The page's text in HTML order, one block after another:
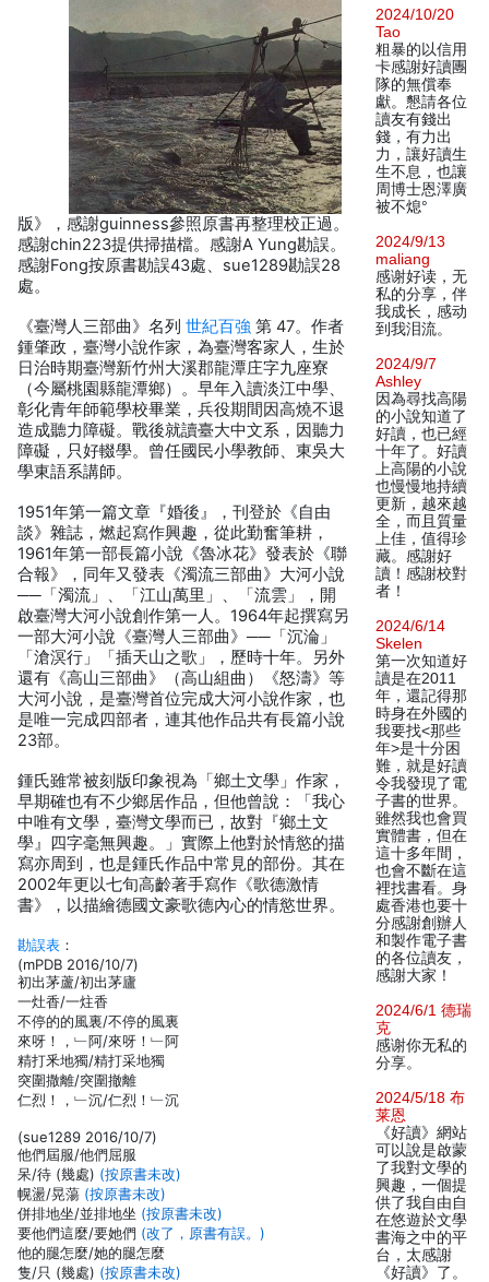
版》，感謝guinness參照原書再整理校正過。
感謝chin223提供掃描檔。感謝A Yung勘誤。
感謝Fong按原書勘誤43處、sue1289勘誤28
處。
《臺灣人三部曲》名列 世紀百強第 47。作者
鍾肇政，臺灣小說作家，為臺灣客家人，生於
日治時期臺灣新竹州大溪郡龍潭庄字九座寮
（今屬桃園縣龍潭鄉）。早年入讀淡江中學、
彰化青年師範學校畢業，兵役期間因高燒不退
造成聽力障礙。戰後就讀臺大中文系，因聽力
障礙，只好輟學。曾任國民小學教師、東吳大
學東語系講師。
1951年第一篇文章『婚後』，刊登於《自由
談》雜誌，燃起寫作興趣，從此勤奮筆耕，
1961年第一部長篇小說《魯冰花》發表於《聯
合報》，同年又發表《濁流三部曲》大河小說
──「濁流」、「江山萬里」、「流雲」，開
啟臺灣大河小說創作第一人。1964年起撰寫另
一部大河小說《臺灣人三部曲》──「沉淪」
「滄溟行」「插天山之歌」，歷時十年。另外
還有《高山三部曲》（高山組曲）《怒濤》等
大河小說，是臺灣首位完成大河小說作家，也
是唯一完成四部者，連其他作品共有長篇小說
23部。
鍾氏雖常被刻版印象視為「鄉土文學」作家，
早期確也有不少鄉居作品，但他曾說：「我心
中唯有文學，臺灣文學而已，故對『鄉土文
學』四字毫無興趣。」實際上他對於情慾的描
寫亦周到，也是鍾氏作品中常見的部份。其在
2002年更以七旬高齡著手寫作《歌德激情
書》，以描繪德國文豪歌德內心的情慾世界。
勘誤表 ：
(mPDB 2016/10/7)
初出茅蘆/初出茅廬
一灶香/一炷香
不停的的風裏/不停的風裏
來呀！，﹂阿/來呀！﹂阿
精打釆地獨/精打采地獨
突圍撒離/突圍撤離
仁烈！，﹂沉/仁烈！﹂沉
(sue1289 2016/10/7)
他們屆服/他們屈服
呆/待 (幾處) (按原書未改)
幌盪/晃蕩 (按原書未改)
併排地坐/並排地坐 (按原書未改)
要他們這麼/要她們 (改了，原書有誤。)
他的腿怎麼/她的腿怎麼
隻/只 (幾處) (按原書未改)
2024/10/20
Tao
粗暴的以信用
卡感謝好讀團
隊的無償奉
獻。懇請各位
讀友有錢出
錢，有力出
力，讓好讀生
生不息，也讓
周博士恩澤廣
被不熄°
2024/9/13
maliang
感谢好读，无
私的分享，伴
我成长，感动
到我泪流。
2024/9/7
Ashley
因為尋找高陽
的小說知道了
好讀，也已經
十年了。好讀
上高陽的小說
也慢慢地持續
更新，越來越
全，而且質量
上佳，值得珍
藏。感謝好
讀！感謝校對
者！
2024/6/14
Skelen
第一次知道好
讀是在2011
年，還記得那
時身在外國的
我要找<那些
年>是十分困
難，就是好讀
令我發現了電
子書的世界。
雖然我也會買
實體書，但在
這十多年間，
也會不斷在這
裡找書看。身
處香港也要十
分感謝創辦人
和製作電子書
的各位讀友，
感謝大家！
2024/6/1 德瑞
克
感谢你无私的
分享。
2024/5/18 布
莱恩
《好讀》網站
可以說是啟蒙
了我對文學的
興趣，一個提
供了我自由自
在悠遊於文學
書海之中的平
台，太感謝
《好讀》了。